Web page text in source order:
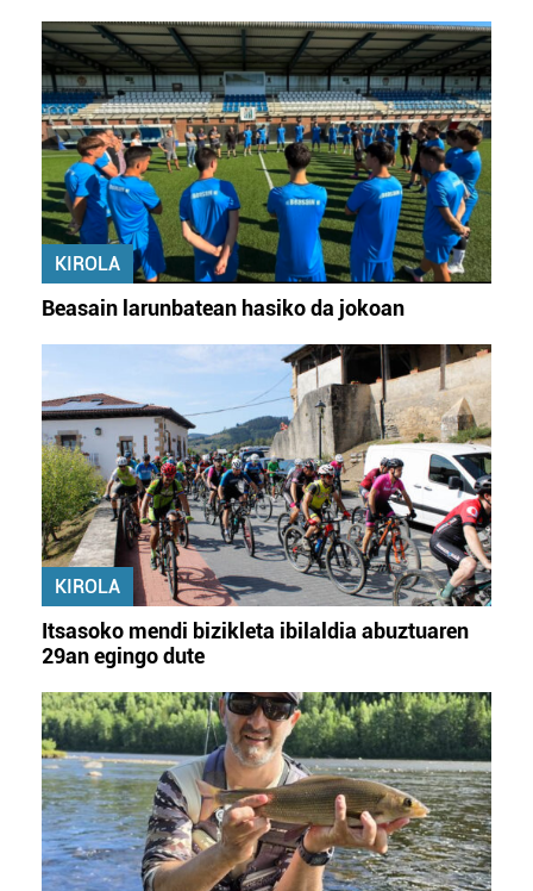
KIROLA
Beasain larunbatean hasiko da jokoan
KIROLA
Itsasoko mendi bizikleta ibilaldia abuztuaren
29an egingo dute